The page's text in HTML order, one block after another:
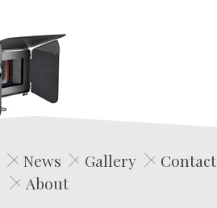
Edwin Film Agencja Aktorska
News Gallery
Contact
About